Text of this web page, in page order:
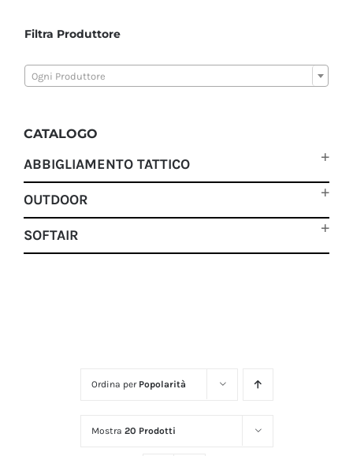
Ordina per Popolarità
Mostra 20 Prodotti
Filtra Produttore
Ogni Produttore
CATALOGO
ABBIGLIAMENTO TATTICO
OUTDOOR
SOFTAIR